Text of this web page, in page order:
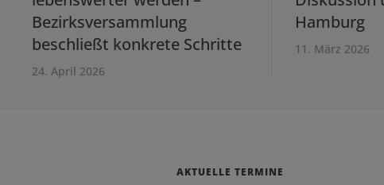
Bezirksversammlung
beschließt konkrete Schritte
24. April 2026
Hamburg
11. März 2026
AKTUELLE TERMINE